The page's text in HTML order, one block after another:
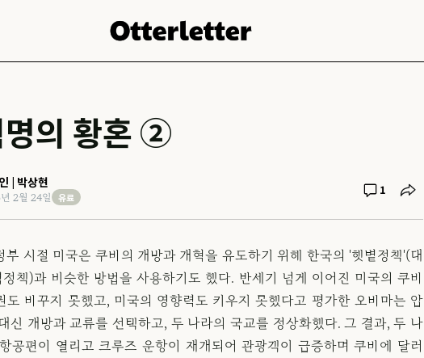
의 황혼 ②
| 박상현
2월 24일 유료 1
부 시절 미국은 쿠바의 개방과 개혁을 유도하기 위해 한국의 '햇볕정책'(대
책)과 비슷한 방법을 사용하기도 했다. 반세기 넘게 이어진 미국의 쿠바
도 바꾸지 못했고, 미국의 영향력도 키우지 못했다고 평가한 오바마는 압
신 개방과 교류를 선택하고, 두 나라의 국교를 정상화했다. 그 결과, 두 나
공편이 열리고 크루즈 운항이 재개되어 관광객이 급증하며 쿠바에 달러